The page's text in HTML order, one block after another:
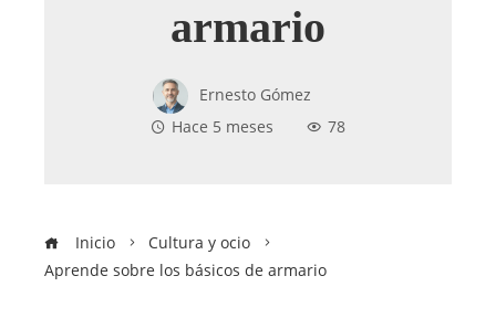
armario
Ernesto Gómez
Hace 5 meses
78
Inicio
Cultura y ocio
Aprende sobre los básicos de armario